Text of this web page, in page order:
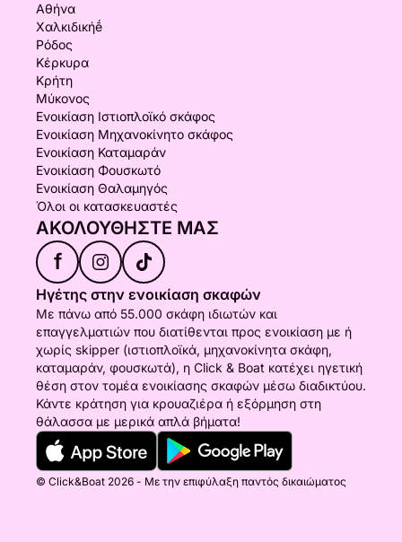
Αθήνα
Χαλκιδικήḗ
Ρόδος
Κέρκυρα
Κρήτη
Μύκονος
Ενοικίαση Ιστιοπλοϊκό σκάφος
Ενοικίαση Μηχανοκίνητο σκάφος
Ενοικίαση Καταμαράν
Ενοικίαση Φουσκωτό
Ενοικίαση Θαλαμηγός
Όλοι οι κατασκευαστές
ΑΚΟΛΟΥΘΉΣΤΕ ΜΑΣ
f
Ηγέτης στην ενοικίαση σκαφών
Με πάνω από 55.000 σκάφη ιδιωτών και
επαγγελματιών που διατίθενται προς ενοικίαση με ή
χωρίς skipper (ιστιοπλοϊκά, μηχανοκίνητα σκάφη,
καταμαράν, φουσκωτά), η Click & Boat κατέχει ηγετική
θέση στον τομέα ενοικίασης σκαφών μέσω διαδικτύου.
Κάντε κράτηση για κρουαζιέρα ή εξόρμηση στη
θάλασσα με μερικά απλά βήματα!
© Click&Boat 2026 - Με την επιφύλαξη παντός δικαιώματος